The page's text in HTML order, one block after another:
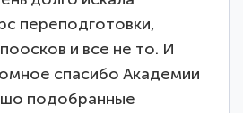
переподготовки,
и все не то. И
спасибо Академии
подобранные